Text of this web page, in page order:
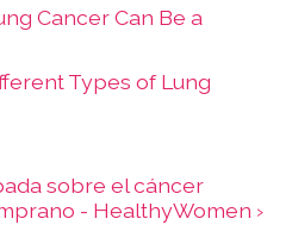
Cancer Can Be a
Types of Lung
sobre el cáncer
- HealthyWomen ›